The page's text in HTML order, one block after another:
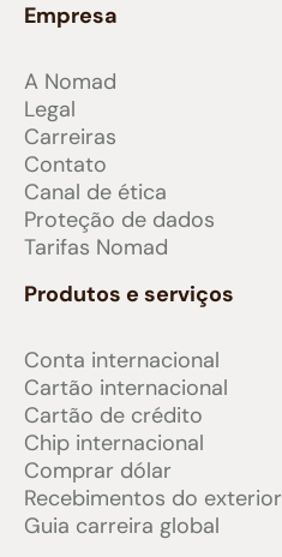
Empresa
A Nomad
Legal
Carreiras
Contato
Canal de ética
Proteção de dados
Tarifas Nomad
Produtos e serviços
Conta internacional
Cartão internacional
Cartão de crédito
Chip internacional
Comprar dólar
Recebimentos do exterior
Guia carreira global